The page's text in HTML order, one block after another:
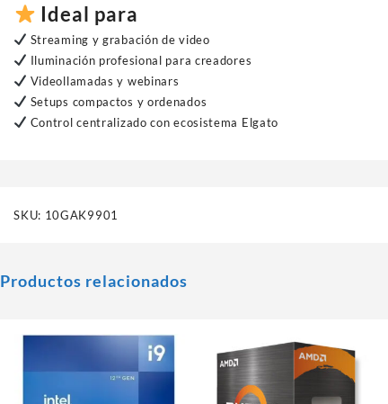
Ideal para
Streaming y grabación de video
Iluminación profesional para creadores
Videollamadas y webinars
Setups compactos y ordenados
Control centralizado con ecosistema Elgato
SKU: 10GAK9901
Productos relacionados